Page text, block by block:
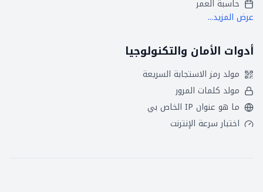
حاسبة العمر
عرض المزيد...
أدوات الأمان والتكنولوجيا
مولد رمز الاستجابة السريعة
مولد كلمات المرور
ما هو عنوان IP الخاص بي
اختبار سرعة الإنترنت